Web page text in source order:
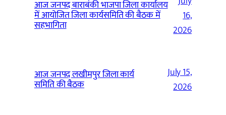
आज जनपद बाराबंकी भाजपा जिला कार्यालय
में आयोजित जिला कार्यसमिति की बैठक में
सहभागिता
16,
2026
आज जनपद लखीमपुर जिला कार्य
समिति की बैठक
July 15,
2026